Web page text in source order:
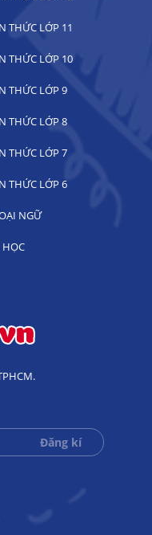
THỨC LỚP 11
THỨC LỚP 10
THỨC LỚP 9
THỨC LỚP 8
THỨC LỚP 7
THỨC LỚP 6
NGỮ